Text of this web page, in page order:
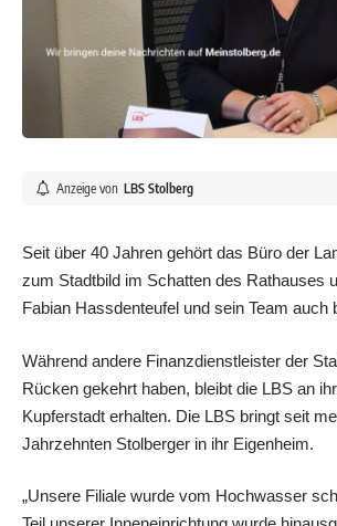
Anzeige von LBS Stolberg
Seit über 40 Jahren gehört das Büro der
zum Stadtbild im Schatten des Rathauses
Fabian Hassdenteufel und sein Team auch
Während andere Finanzdienstleister der
Rücken gekehrt haben, bleibt die LBS an
Kupferstadt erhalten. Die LBS bringt seit
Jahrzehnten Stolberger in ihr Eigenheim.
„Unsere Filiale wurde vom Hochwasser